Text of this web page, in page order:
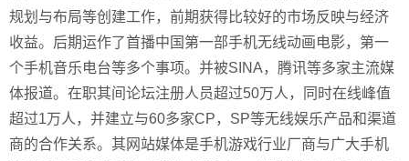
规划与布局等创建工作，前期获得比较好的市场反映与经济
收益。后期运作了首播中国第一部手机无线动画电影，第一
个手机音乐电台等多个事项。并被SINA，腾讯等多家主流媒
体报道。在职其间论坛注册人员超过50万人，同时在线峰值
超过1万人，并建立与60多家CP，SP等无线娱乐产品和渠道
商的合作关系。其网站媒体是手机游戏行业厂商与广大手机